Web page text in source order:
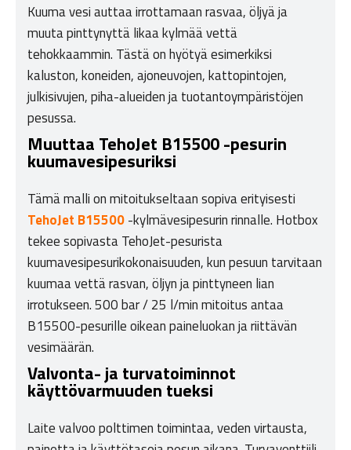
Kuuma vesi auttaa irrottamaan rasvaa, öljyä ja
muuta pinttynyttä likaa kylmää vettä
tehokkaammin. Tästä on hyötyä esimerkiksi
kaluston, koneiden, ajoneuvojen, kattopintojen,
julkisivujen, piha-alueiden ja tuotantoympäristöjen
pesussa.
Muuttaa TehoJet B15500 -pesurin
kuumavesipesuriksi
Tämä malli on mitoitukseltaan sopiva erityisesti
TehoJet B15500-kylmävesipesurin rinnalle. Hotbox
tekee sopivasta TehoJet-pesurista
kuumavesipesurikokonaisuuden, kun pesuun tarvitaan
kuumaa vettä rasvan, öljyn ja pinttyneen lian
irrotukseen. 500 bar / 25 l/min mitoitus antaa
B15500-pesurille oikean paineluokan ja riittävän
vesimäärän.
Valvonta- ja turvatoiminnot
käyttövarmuuden tueksi
Laite valvoo polttimen toimintaa, veden virtausta,